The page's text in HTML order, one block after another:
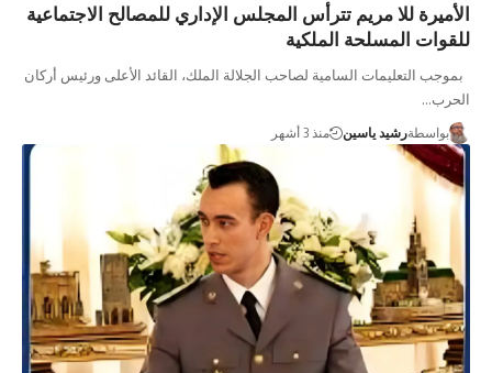
الأميرة للا مريم تترأس المجلس الإداري للمصالح الاجتماعية
للقوات المسلحة الملكية
بموجب التعليمات السامية لصاحب الجلالة الملك، القائد الأعلى ورئيس أركان
الحرب…
بواسطةرشيد ياسين منذ 3 أشهر